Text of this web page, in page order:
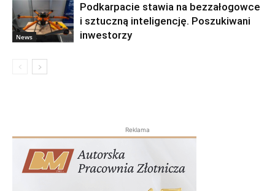
News
Podkarpacie stawia na bezzałogowce
i sztuczną inteligencję. Poszukiwani
inwestorzy
Reklama